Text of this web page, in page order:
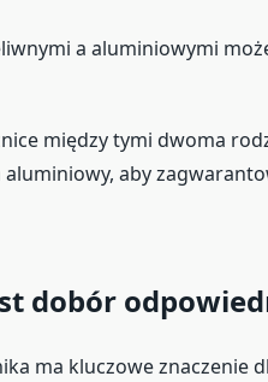
a aluminiowymi
między tymi dwoma
aby
dobór
ma kluczowe znaczenie